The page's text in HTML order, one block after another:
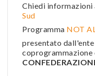
Chiedi informazioni
Sud
Programma NOT
presentato
coprogrammazione